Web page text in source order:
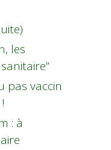
les
pas vaccin
: à